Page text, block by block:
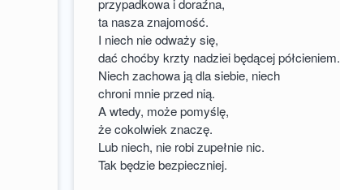
przypadkowa i doraźna,
ta nasza znajomość.
I niech nie odważy się,
dać choćby krzty nadziei będącej półcieniem.
Niech zachowa ją dla siebie, niech
chroni mnie przed nią.
A wtedy, może pomyślę,
że cokolwiek znaczę.
Lub niech, nie robi zupełnie nic.
Tak będzie bezpieczniej.